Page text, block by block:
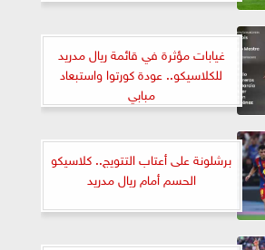
غيابات مؤثرة في قائمة ريال مدريد
للكلاسيكو.. عودة كورتوا واستبعاد
مبابي
برشلونة على أعتاب التتويج.. كلاسيكو
الحسم أمام ريال مدريد